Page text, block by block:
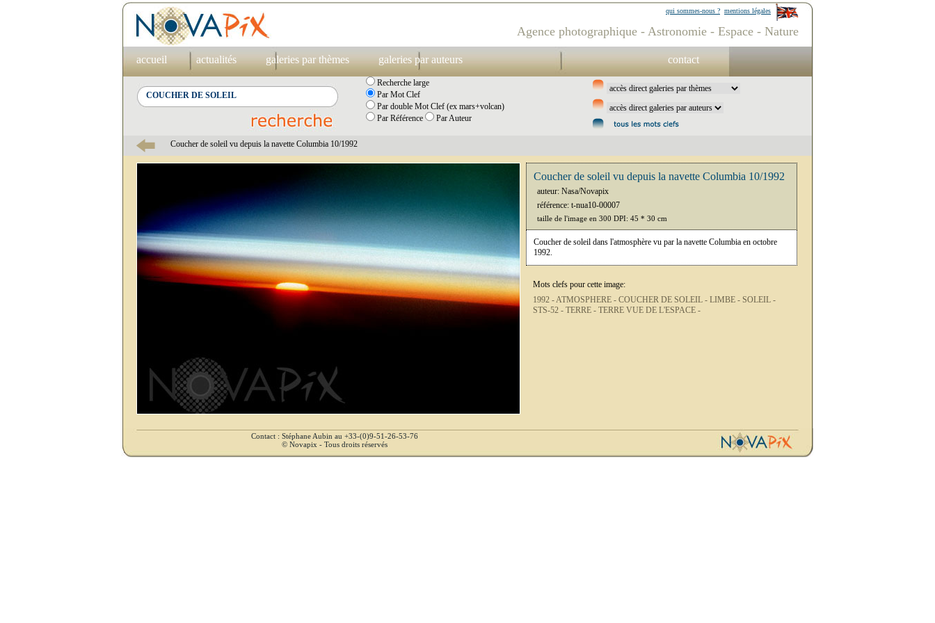
mentions légales
qui sommes-nous ?
Agence photographique - Astronomie - Espace - Nature
accueil actualités galeries par thèmes galeries par auteurs contact
Recherche large
Par Mot Clef
Par double Mot Clef (ex mars+volcan)
Par Référence
Par Auteur
Coucher de soleil vu depuis la navette Columbia 10/1992
Coucher de soleil vu depuis la navette Columbia 10/1992
auteur: Nasa/Novapix
référence: t-nua10-00007
taille de l'image en 300 DPI: 45 * 30 cm
Coucher de soleil dans l'atmosphère vu par la navette Columbia en octobre
1992.
Mots clefs pour cette image:
1992 -ATMOSPHERE - COUCHER DE SOLEIL - LIMBE - SOLEIL -
STS-52 - TERRE - TERRE VUE DE L'ESPACE -
Contact : Stéphane Aubin au +33-(0)9-51-26-53-76
© Novapix - Tous droits réservés